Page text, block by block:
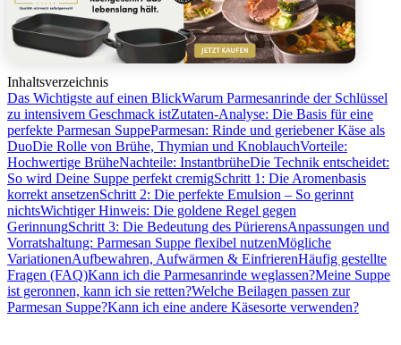
Inhaltsverzeichnis
Das Wichtigste auf einen BlickWarum Parmesanrinde der Schlüssel
zu intensivem Geschmack istZutaten-Analyse: Die Basis für eine
perfekte Parmesan SuppeParmesan: Rinde und geriebener Käse als
DuoDie Rolle von Brühe, Thymian und KnoblauchVorteile:
Hochwertige BrüheNachteile: InstantbrüheDie Technik entscheidet:
So wird Deine Suppe perfekt cremigSchritt 1: Die Aromenbasis
korrekt ansetzenSchritt 2: Die perfekte Emulsion – So gerinnt
nichtsWichtiger Hinweis: Die goldene Regel gegen
GerinnungSchritt 3: Die Bedeutung des PürierensAnpassungen und
Vorratshaltung: Parmesan Suppe flexibel nutzenMögliche
VariationenAufbewahren, Aufwärmen & EinfrierenHäufig gestellte
Fragen (FAQ)Kann ich die Parmesanrinde weglassen?Meine Suppe
ist geronnen, kann ich sie retten?Welche Beilagen passen zur
Parmesan Suppe?Kann ich eine andere Käsesorte verwenden?